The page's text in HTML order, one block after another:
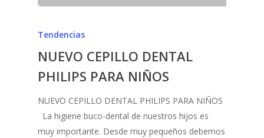
Tendencias
NUEVO CEPILLO DENTAL
PHILIPS PARA NIÑOS
NUEVO CEPILLO DENTAL PHILIPS PARA NIÑOS
La higiene buco-dental de nuestros hijos es
muy importante. Desde muy pequeños debemos